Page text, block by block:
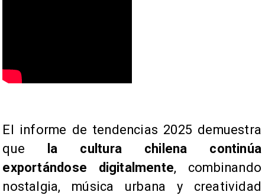
​El informe de tendencias 20​25 demuestra
que
la cultura chilena continúa
exportándose digitalmente, combinando
nostalgia, música urbana y creatividad